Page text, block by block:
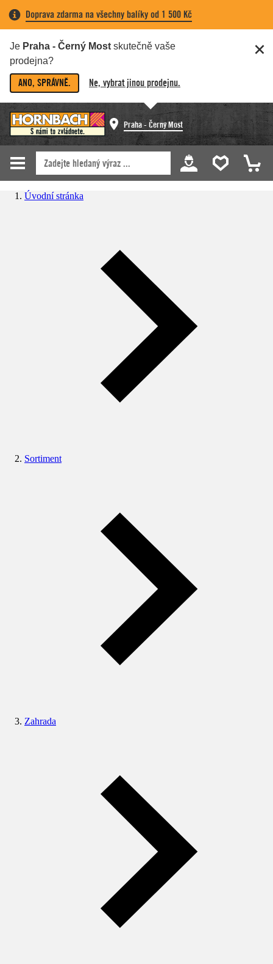
Doprava zdarma na všechny balíky od 1 500 Kč
Je Praha - Černý Most skutečně vaše
prodejna?
ANO, SPRÁVNĚ. Ne, vybrat jinou prodejnu.
Praha - Černý Most
Úvodní stránka
Sortiment
Zahrada